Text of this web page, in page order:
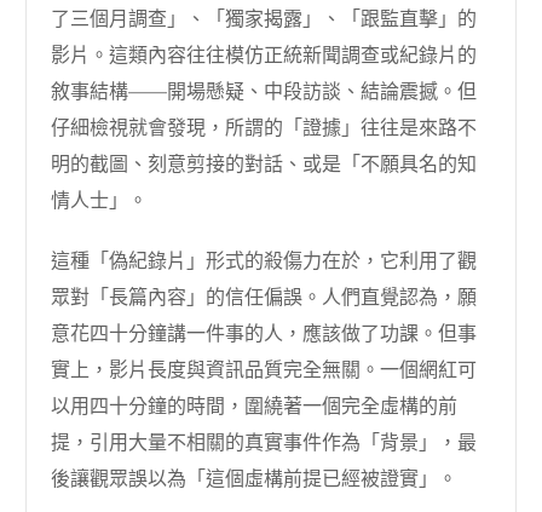
了三個月調查」、「獨家揭露」、「跟監直擊」的
影片。這類內容往往模仿正統新聞調查或紀錄片的
敘事結構——開場懸疑、中段訪談、結論震撼。但
仔細檢視就會發現，所謂的「證據」往往是來路不
明的截圖、刻意剪接的對話、或是「不願具名的知
情人士」。
這種「偽紀錄片」形式的殺傷力在於，它利用了觀
眾對「長篇內容」的信任偏誤。人們直覺認為，願
意花四十分鐘講一件事的人，應該做了功課。但事
實上，影片長度與資訊品質完全無關。一個網紅可
以用四十分鐘的時間，圍繞著一個完全虛構的前
提，引用大量不相關的真實事件作為「背景」，最
後讓觀眾誤以為「這個虛構前提已經被證實」。